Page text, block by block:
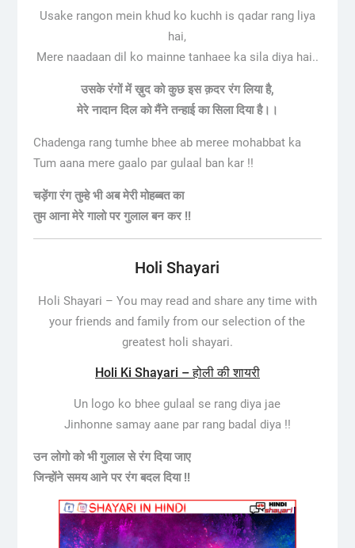
Usake rangon mein khud ko kuchh is qadar rang liya
hai,
Mere naadaan dil ko mainne tanhaee ka sila diya hai..
उसके रंगों में ख़ुद को कुछ इस क़दर रंग लिया है,
मेरे नादान दिल को मैंने तन्हाई का सिला दिया है।।
Chadenga rang tumhe bhee ab meree mohabbat ka
Tum aana mere gaalo par gulaal ban kar !!
चड़ेंगा रंग तुम्हे भी अब मेरी मोहब्बत का
तुम आना मेरे गालो पर गुलाल बन कर !!
Holi Shayari
Holi Shayari – You may read and share any time with
your friends and family from our selection of the
greatest holi shayari.
Holi Ki Shayari – होली की शायरी
Un logo ko bhee gulaal se rang diya jae
Jinhonne samay aane par rang badal diya !!
उन लोगो को भी गुलाल से रंग दिया जाए
जिन्होंने समय आने पर रंग बदल दिया !!